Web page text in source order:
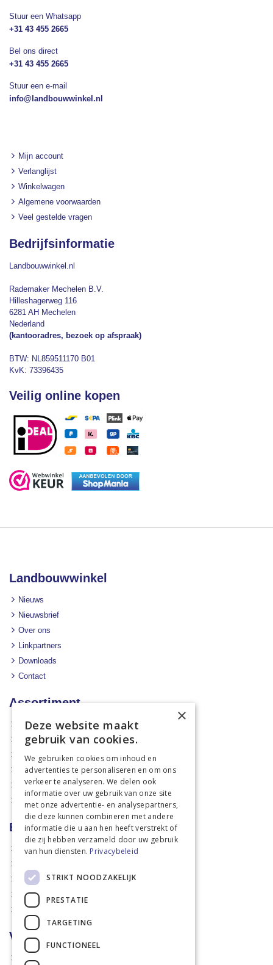
Stuur een Whatsapp
+31 43 455 2665
Bel ons direct
+31 43 455 2665
Stuur een e-mail
info@landbouwwinkel.nl
Mijn account
Verlanglijst
Winkelwagen
Algemene voorwaarden
Veel gestelde vragen
Bedrijfsinformatie
Landbouwwinkel.nl
Rademaker Mechelen B.V.
Hilleshagerweg 116
6281 AH Mechelen
Nederland
(kantooradres, bezoek op afspraak)
BTW: NL859511170 B01
KvK: 73396435
Veilig online kopen
Landbouwwinkel
Nieuws
Nieuwsbrief
Over ons
Linkpartners
Downloads
Contact
Assortiment
Aanbiedingen
Mechanisatie
Stal & Erf
Weidetechniek
Dierbenodigdheden
Actiefolders
Betalen en verzenden
Hoe bestellen?
Afhaalmogelijkheden
Verzendkosten
Retouren
Voorwaarden
×
Deze website maakt
gebruik van cookies.
We gebruiken cookies om inhoud en
advertenties te personaliseren en om ons
verkeer te analyseren. We delen ook
informatie over uw gebruik van onze site
met onze advertentie- en analysepartners,
die deze kunnen combineren met andere
informatie die u aan hen heeft verstrekt of
die zij hebben verzameld door uw gebruik
van hun diensten. Privacybeleid
STRIKT NOODZAKELIJK
PRESTATIE
TARGETING
FUNCTIONEEL